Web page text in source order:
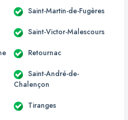
Saint-Martin-de-Fugères
Saint-Victor-Malescours
Retournac
Saint-André-de-
Chalençon
Tiranges